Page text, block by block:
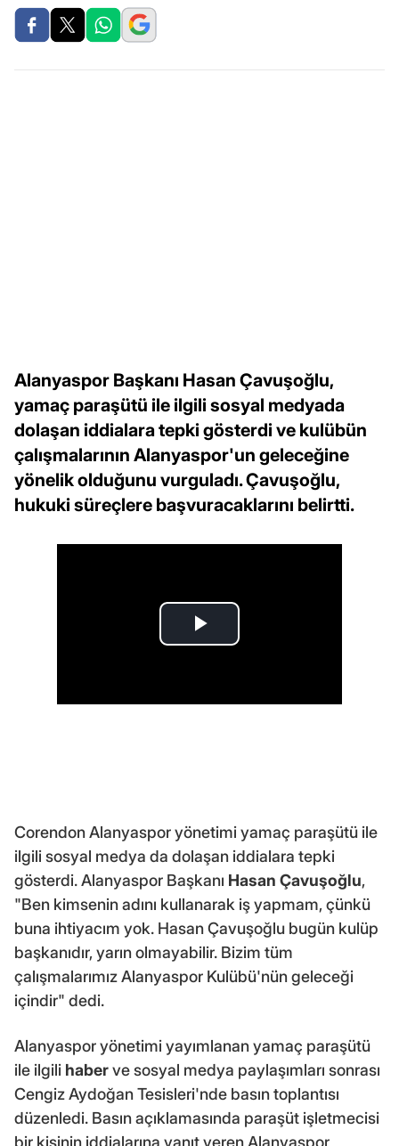
Alanyaspor Başkanı Hasan Çavuşoğlu,
yamaç paraşütü ile ilgili sosyal medyada
dolaşan iddialara tepki gösterdi ve kulübün
çalışmalarının Alanyaspor'un geleceğine
yönelik olduğunu vurguladı. Çavuşoğlu,
hukuki süreçlere başvuracaklarını belirtti.
Corendon Alanyaspor yönetimi yamaç paraşütü ile
ilgili sosyal medya da dolaşan iddialara tepki
gösterdi. Alanyaspor Başkanı Hasan Çavuşoğlu,
"Ben kimsenin adını kullanarak iş yapmam, çünkü
buna ihtiyacım yok. Hasan Çavuşoğlu bugün kulüp
başkanıdır, yarın olmayabilir. Bizim tüm
çalışmalarımız Alanyaspor Kulübü'nün geleceği
içindir" dedi.
Alanyaspor yönetimi yayımlanan yamaç paraşütü
ile ilgili haberve sosyal medya paylaşımları sonrası
Cengiz Aydoğan Tesisleri'nde basın toplantısı
düzenledi. Basın açıklamasında paraşüt işletmecisi
bir kişinin iddialarına yanıt veren Alanyaspor